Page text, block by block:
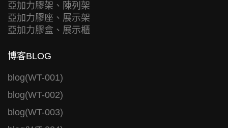
亞加力膠架、陳列架
亞加力膠座、展示架
亞加力膠盒、展示櫃
博客BLOG
blog(WT-001)
blog(WT-002)
blog(WT-003)